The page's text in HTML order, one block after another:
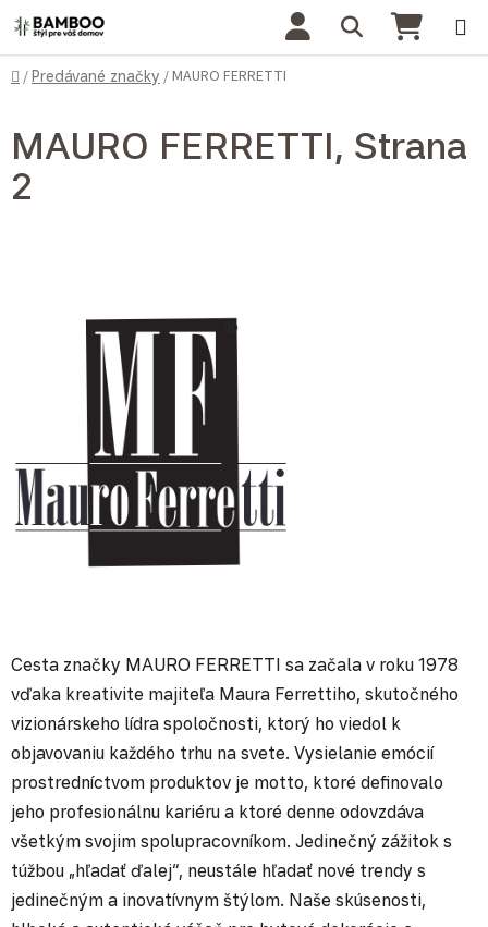
Prejsť na obsah Hľadať
Domov
/Predávané značky /MAURO FERRETTI
MAURO FERRETTI, Strana
2
Cesta značky MAURO FERRETTI sa začala v roku 1978
vďaka kreativite majiteľa Maura Ferrettiho, skutočného
vizionárskeho lídra spoločnosti, ktorý ho viedol k
objavovaniu každého trhu na svete. Vysielanie emócií
prostredníctvom produktov je motto, ktoré definovalo
jeho profesionálnu kariéru a ktoré denne odovzdáva
všetkým svojim spolupracovníkom. Jedinečný zážitok s
túžbou „hľadať ďalej“, neustále hľadať nové trendy s
jedinečným a inovatívnym štýlom. Naše skúsenosti,